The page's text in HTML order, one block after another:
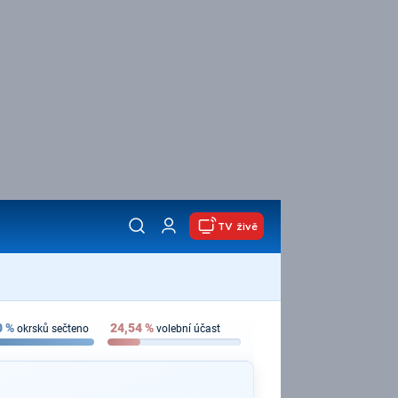
TV živě
% okrsků sečteno 24,54% volební účast